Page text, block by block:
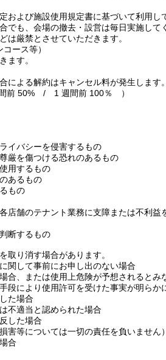
および施設使用規定書に基づいて利用し
でも、会場の撤去・設営は毎日実施して
は厳禁とさせていただきます。
ース等）
ます。
による解約はキャンセル料が発生します。
前 50% / 1 週間前 100％ ）
イバシーを侵害するもの
厳を傷つける恐れのあるもの
用するもの
あるもの
もの
店舗のテナント業務に支障または不利益
断するもの
取り消す場合があります。
関して事前にお申し出のない場合
合、または使用上危険が予想されるとみ
段により使用許可を受けた事実が明らか
た場合
不適当と認められた場合
した場合
害等については一切の責任を負いません）
合